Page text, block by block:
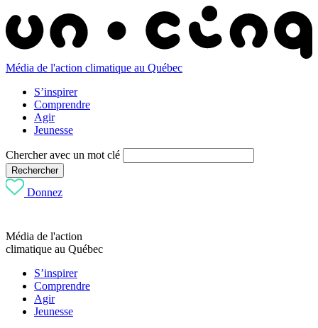
Média de l'action climatique au Québec
S’inspirer
Comprendre
Agir
Jeunesse
Chercher avec un mot clé
Rechercher
Donnez
Média de l'action
climatique au Québec
S’inspirer
Comprendre
Agir
Jeunesse